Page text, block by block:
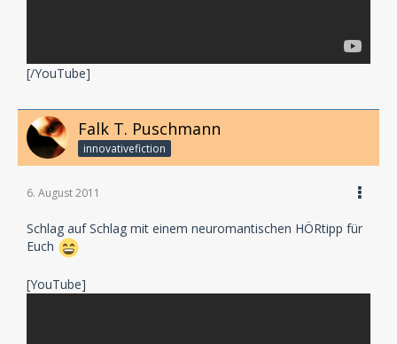
[/YouTube]
Falk T. Puschmann
innovativefiction
6. August 2011
Schlag auf Schlag mit einem neuromantischen HÖRtipp für
Euch
[YouTube]